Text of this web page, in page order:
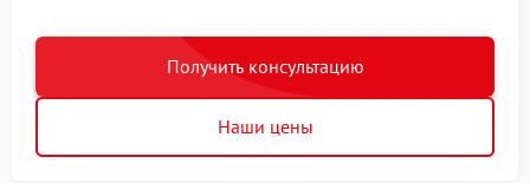
Получить консультацию
Наши цены